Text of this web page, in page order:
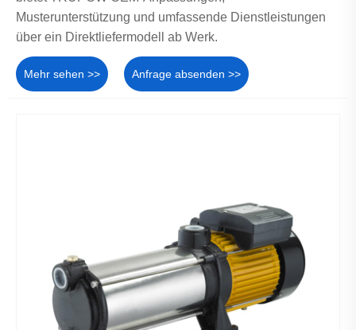
Musterunterstützung und umfassende Dienstleistungen
über ein Direktliefermodell ab Werk.
Mehr sehen >> Anfrage absenden >>